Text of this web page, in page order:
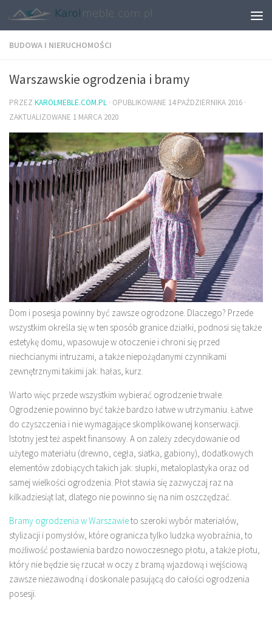
BUDOWA I NIERUCHOMOŚCI
Warszawskie ogrodzenia i bramy
PRZEZ KAROLMEBLE.COM.PL · OPUBLIKOWANE 14 PAŹDZIERNIKA 2016 ·
ZAKTUALIZOWANE 1 MARCA 2020
Dom i posesja powinny być zawsze ogrodzone. Dlaczego? Przede
wszystkim określa się w ten sposób granice działki, podnosi się także
estetykę domu, wpasowuje w otoczenie i chroni się przed
niechcianymi intruzami, a także niepożądanymi czynnikami
zewnętrznymi takimi jak: hałas, kurz.
Warto więc przede wszystkim wybierać ogrodzenie trwałe.
Ogrodzenie powinno być także bardzo łatwe w utrzymaniu. Łatwe
do czyszczenia i nie wymagające skomplikowanej konserwacji.
Istotny jest też aspekt finansowy. A on zależy zdecydowanie od
użytego materiału (drewno, cegła, siatka, gabiony), dodatkowych
elementów zdobiących takich jak: słupki, metaloplastyka oraz od
samej wielkości ogrodzenia. Płot stawia się zazwyczaj raz na
kilkadziesiąt lat, dlatego nie powinno się na nim oszczędzać.
Bramy ogrodzenia w Warszawieto szeroki wybór materiałów,
stylizacji i pomysłów, które ogranicza tylko ludzka wyobraźnia, to
możliwość postawienia bardzo nowoczesnego płotu, a także płotu,
który nie będzie się rzucał w oczy z bramą wjazdową i wejściową
zawsze niezawodną i doskonale pasującą do całości ogrodzenia
posesji.